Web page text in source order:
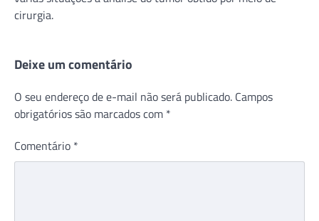
cirurgia.
Deixe um comentário
O seu endereço de e-mail não será publicado. Campos
obrigatórios são marcados com *
Comentário *